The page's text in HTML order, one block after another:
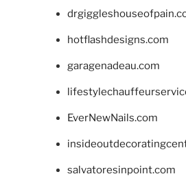
hotflashdesigns.com
garagenadeau.com
EverNewNails.com
salvatoresinpoint.com